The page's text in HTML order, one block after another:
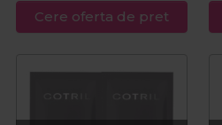
Timeless Water 400ml
Cere oferta de pret